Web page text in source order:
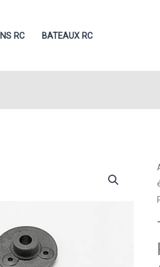
RC BATEAUX RC